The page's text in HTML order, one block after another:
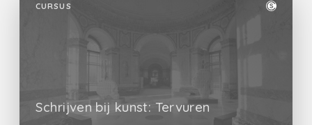
CURSUS
Schrijven bij kunst: Tervuren